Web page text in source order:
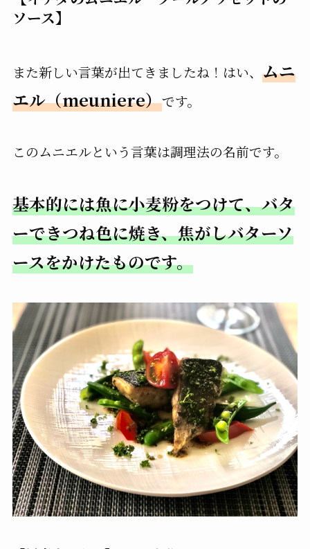
ソース】
また新しい言葉が出てきましたね！はい、 ムニ
エル（meuniere）です。
このムニエルという言葉は調理法の名前です。
基本的には魚に小麦粉をつけて、バタ
ーできつね色に焼き、焦がしバターソ
ースをかけたものです。